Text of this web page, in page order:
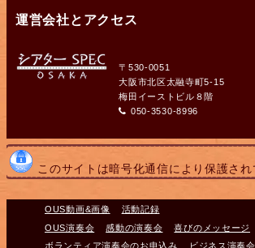
運営会社とアクセス
〒530-0051
大阪市北区太融寺町5-15
梅田イーストビル８階
050-3530-8996
このサイトは暗号化通信により保護され
OUS動画&画像
活動記録
OUS演奏会
感動の演奏会
喜びのメッセージ
ボランティア演奏会のお申込み
ビジネス演奏